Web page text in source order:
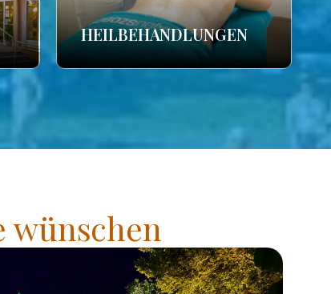
HEILBEHANDLUNGEN
wünschen